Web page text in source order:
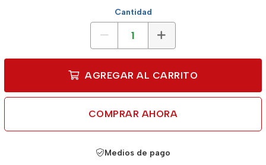
Cantidad
AGREGAR AL CARRITO
COMPRAR AHORA
Medios de pago